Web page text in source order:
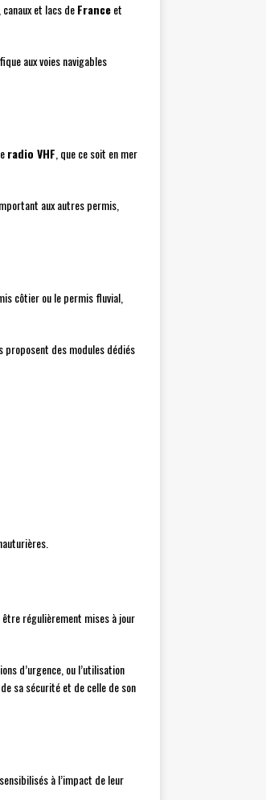
et lacs deFranceet
aux voies navigables
radio VHF , que ce soit en mer
aux autres permis,
côtier ou le permis fluvial,
des modules dédiés
être régulièrement mises à jour
d’urgence, ou l’utilisation
sa sécurité et de celle de son
à l’impact de leur